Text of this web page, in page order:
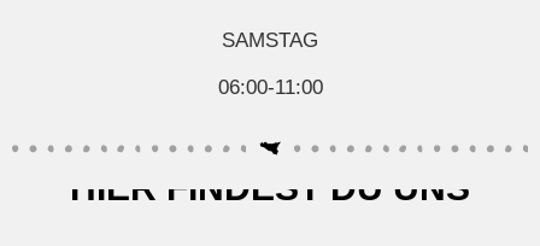
SAMSTAG
06:00-11:00
HIER FINDEST DU UNS